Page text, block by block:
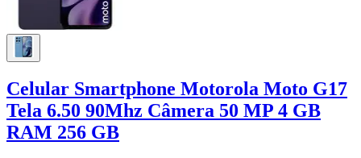
Celular Smartphone Motorola Moto G17
Tela 6.50 90Mhz Câmera 50 MP 4 GB
RAM 256 GB